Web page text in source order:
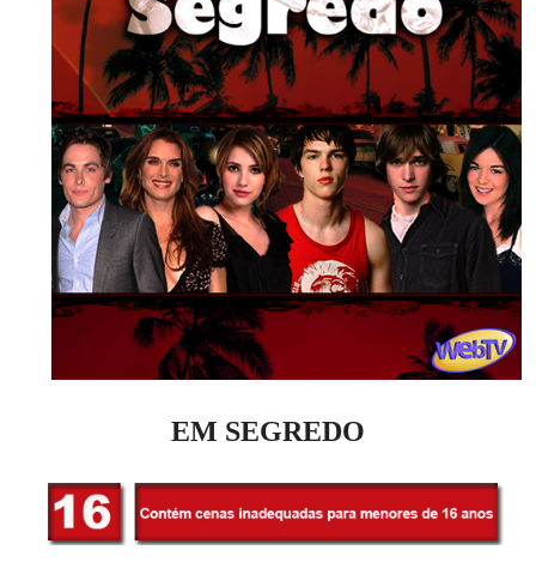
EM SEGREDO